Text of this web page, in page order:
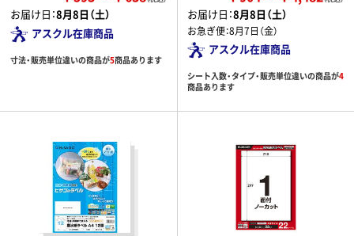
お届け日：8月8日（土）
アスクル在庫商品
寸法・販売単位違いの商品が5商品あります
お届け日：8月8日（土）
お急ぎ便：8月7日（金）
アスクル在庫商品
シート入数・タイプ・販売単位違いの商品が4
商品あります